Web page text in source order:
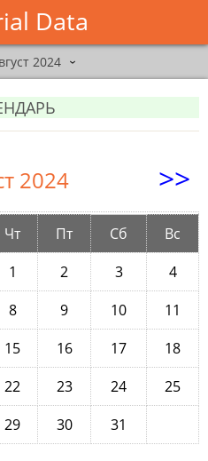
Data
2024 ›
2024 >>
Чт Пт Сб
Вс
1
2 3
4
8 9 10
11
15 16 17
18
22 23 24
25
29 30 31